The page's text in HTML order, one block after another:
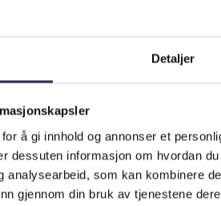
Detaljer
å gi innhold og annonser et
dessuten informasjon om hvordan
analysearbeid, som kan kombinere
gjennom din bruk av tjenestene